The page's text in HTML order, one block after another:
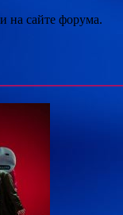
на сайте форума.